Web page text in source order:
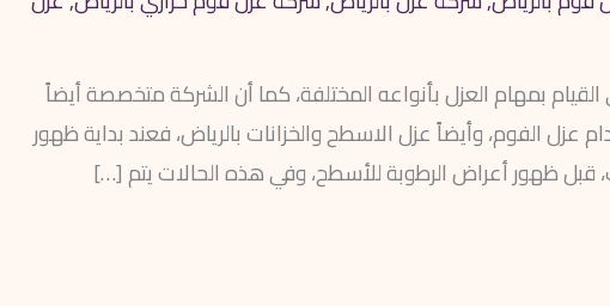
بمهام العزل بأنواعه المختلفة، كما أن الشركة متخصصة أيضاً
الفوم، وأيضاً عزل الاسطح والخزانات بالرياض، فعند بداية ظهور
ظهور أعراض الرطوبة للأسطح، وفي هذه الحالات يتم […]